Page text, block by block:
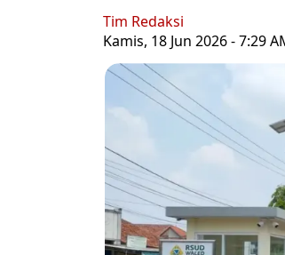
Tim Redaksi
Kamis, 18 Jun 2026 - 7:29